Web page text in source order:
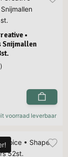
•
Snijmallen
voorraad leverbaar